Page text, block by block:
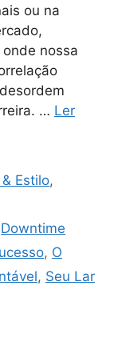
ou na
nossa
… Ler
Estilo,
Downtime
, O
, Seu Lar